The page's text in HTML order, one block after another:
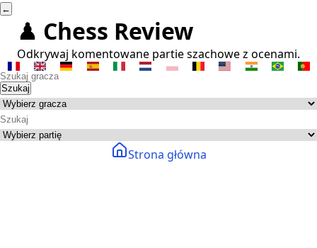
←
♟ Chess Review
Odkrywaj komentowane partie szachowe z ocenami.
Szukaj
Strona główna